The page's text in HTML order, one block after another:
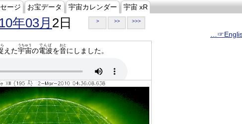
ージ お宝データ 宇宙カレンダー 宇宙 xR
年03月 2日 > >> >>>
ら
えた宇宙
うちゅう
の電波
でんぱ
を音
おと
にしました。